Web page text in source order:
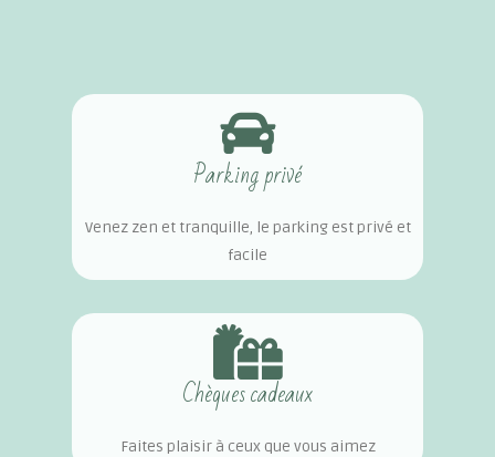
Parking privé
Venez zen et tranquille, le parking est privé et
facile
Chèques cadeaux
Faites plaisir à ceux que vous aimez